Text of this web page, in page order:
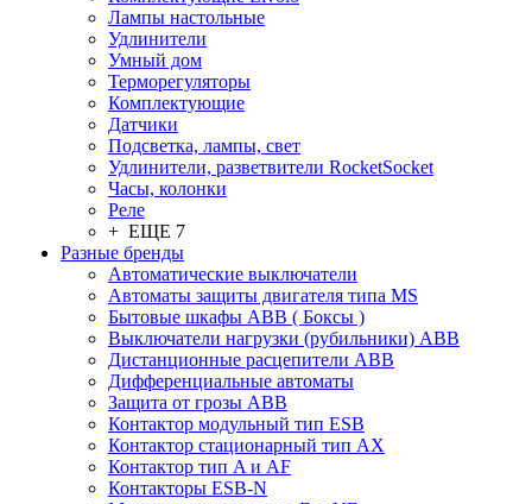
Лампы настольные
Удлинители
Умный дом
Терморегуляторы
Комплектующие
Датчики
Подсветка, лампы, свет
Удлинители, разветвители RocketSocket
Часы, колонки
Реле
+ ЕЩЕ 7
Разные бренды
Автоматические выключатели
Автоматы защиты двигателя типа MS
Бытовые шкафы ABB ( Боксы )
Выключатели нагрузки (рубильники) ABB
Дистанционные расцепители ABB
Дифференциальные автоматы
Защита от грозы ABB
Контактор модульный тип ESB
Контактор стационарный тип AX
Контактор тип A и AF
Контакторы ESB-N